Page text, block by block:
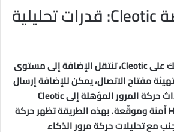
الربط مع منصة Cleotic: قدرات تحليلية
إذا اخترت توصيل حسابك على Cleotic، تنتقل الإضافة إلى مستوى
مفتاح الاتصال، يمكن للإضافة إرسال
دفعات موقّعة من أحداث حركة المرور المؤهلة إلى Cleotic
باستخدام طلبات HTTPS آمنة وموقّعة. بهذه الطريقة تظهر حركة
مع تحليلات حركة مرور الذكاء